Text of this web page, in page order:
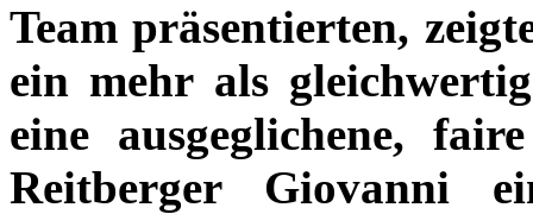
Team präsentierten,
ein mehr als
eine ausgeglichene,
Reitberger Giovanni